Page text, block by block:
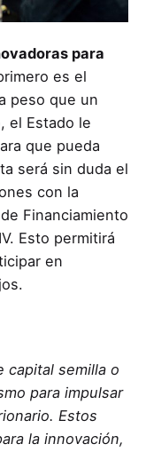
para
es el
peso que un
el Estado le
que pueda
será sin duda el
con la
Financiamiento
Esto permitirá
en
capital semilla o
para impulsar
Estos
la innovación,